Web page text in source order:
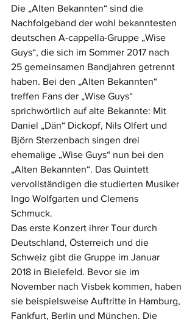
Die „Alten Bekannten“ sind die
Nachfolgeband der wohl bekanntesten
deutschen A-cappella-Gruppe „Wise
Guys“, die sich im Sommer 2017 nach
25 gemeinsamen Bandjahren getrennt
haben. Bei den „Alten Bekannten“
treffen Fans der „Wise Guys“
sprichwörtlich auf alte Bekannte: Mit
Daniel „Dän“ Dickopf, Nils Olfert und
Björn Sterzenbach singen drei
ehemalige „Wise Guys“ nun bei den
„Alten Bekannten“. Das Quintett
vervollständigen die studierten Musiker
Ingo Wolfgarten und Clemens
Schmuck.
Das erste Konzert ihrer Tour durch
Deutschland, Österreich und die
Schweiz gibt die Gruppe im Januar
2018 in Bielefeld. Bevor sie im
November nach Visbek kommen, haben
sie beispielsweise Auftritte in Hamburg,
Fankfurt, Berlin und München. Die